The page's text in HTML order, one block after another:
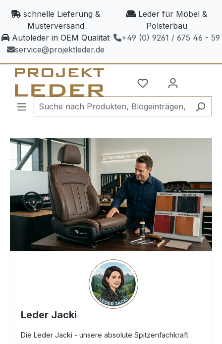
Zum Hauptinhalt springen
schnelle Lieferung &
Musterversand
Leder für Möbel &
Polsterbau
Autoleder in OEM Qualität
+49 (0) 9261 / 675 46 - 59
service@projektleder.de
Leder Jacki
Die Leder Jacki - unsere absolute Spitzenfachkraft